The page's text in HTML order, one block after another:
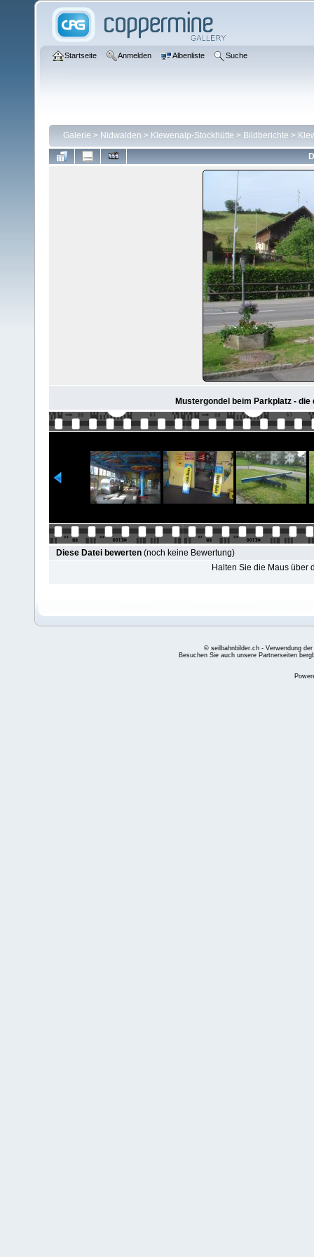
Startseite Anmelden Albenliste Suche
Galerie > Nidwalden > Klewenalp-Stockhütte > Bildberichte >
Mustergondel beim Parkplatz -
Diese Datei bewerten (noch keine Bewertung)
Halten Sie die Maus über
© seilbahnbilder.ch - Verwendung
Besuchen Sie auch unsere Partnerseiten